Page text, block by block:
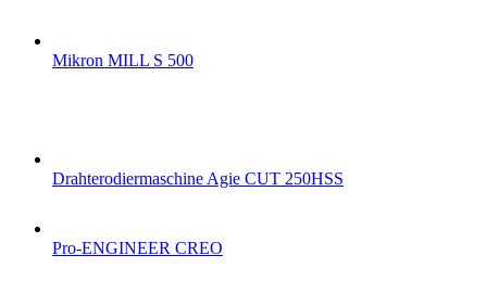
Mikron MILL S 500
Drahterodiermaschine Agie CUT 250HSS
Pro-ENGINEER CREO